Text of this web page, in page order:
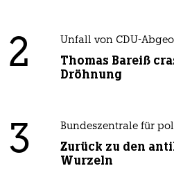
2 Unfall von CDU-
Thomas Bareiß
Dröhnung
3 Bundeszentrale für
Zurück zu den
Wurzeln